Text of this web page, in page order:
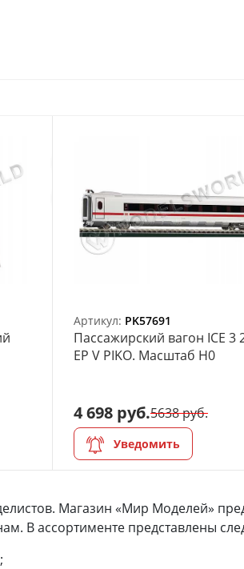
Артикул: PK57691
Пассажирский вагон ICE 3
EP V PIKO. Масштаб H0
4 698 руб.5638 руб.
Уведомить
Магазин «Мир Моделей»
В ассортименте представлены